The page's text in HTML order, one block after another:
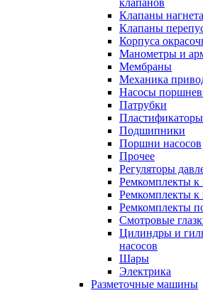
клапанов
Клапаны
Клапаны
Корпуса
Манометры и
Мембраны
Механика
Насосы
Патрубки
Подшипники
Поршни насосов
Прочее
Регуляторы
Ремкомплекты к
Ремкомплекты к
Ремкомплекты
Смотровые
Цилиндры и
насосов
Шары
Электрика
Разметочные машины